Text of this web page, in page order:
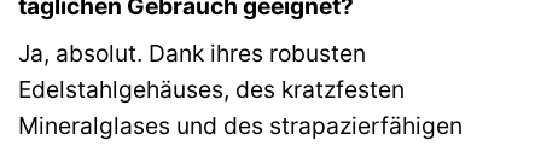
Ja, absolut. Dank ihres robusten
Edelstahlgehäuses, des kratzfesten
Mineralglases und des strapazierfähigen